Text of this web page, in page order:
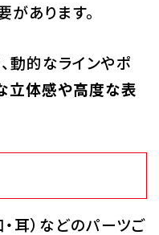
あります。
動的なラインやポ
立体感や高度な表
耳）などのパーツご